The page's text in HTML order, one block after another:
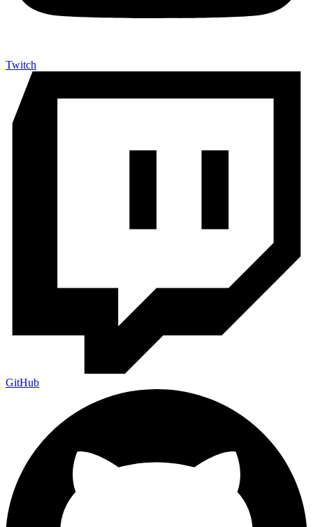
Twitch
GitHub